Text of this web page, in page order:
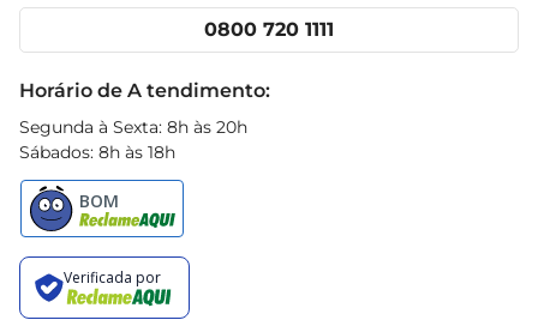
Cencosud Media
0800 720 1111
Horário de A tendimento:
Segunda à Sexta: 8h às 20h
Sábados: 8h às 18h